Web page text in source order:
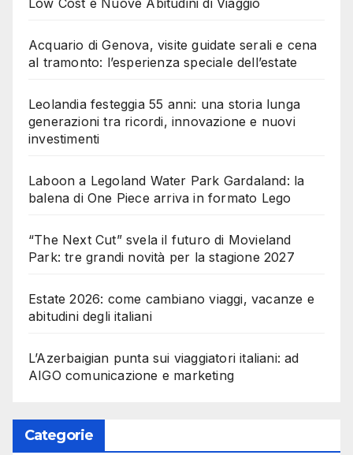
Acquario di Genova, visite guidate serali e cena
al tramonto: l’esperienza speciale dell’estate
Leolandia festeggia 55 anni: una storia lunga
generazioni tra ricordi, innovazione e nuovi
investimenti
Laboon a Legoland Water Park Gardaland: la
balena di One Piece arriva in formato Lego
“The Next Cut” svela il futuro di Movieland
Park: tre grandi novità per la stagione 2027
Estate 2026: come cambiano viaggi, vacanze e
abitudini degli italiani
L’Azerbaigian punta sui viaggiatori italiani: ad
AIGO comunicazione e marketing
Categorie